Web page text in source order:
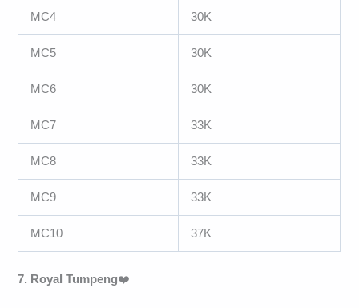
MC4 30K
MC5 30K
MC6 30K
MC7 33K
MC8 33K
MC9 33K
MC10 37K
7. Royal Tumpeng❤️